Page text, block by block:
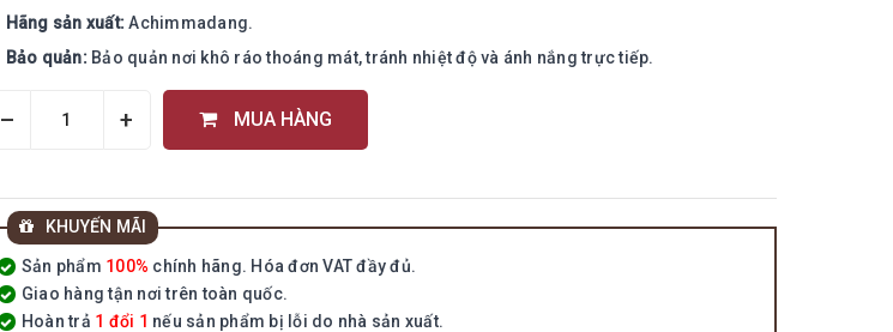
Hãng sản xuất:Achimmadang.
Bảo quản:Bảo quản nơi khô ráo thoáng mát, tránh nhiệt độ và ánh nắng trực tiếp.
– + MUA HÀNG
KHUYẾN MÃI
Sản phẩm 100% chính hãng. Hóa đơn VAT đầy đủ.
Giao hàng tận nơi trên toàn quốc.
Hoàn trả 1 đổi 1 nếu sản phẩm bị lỗi do nhà sản xuất.